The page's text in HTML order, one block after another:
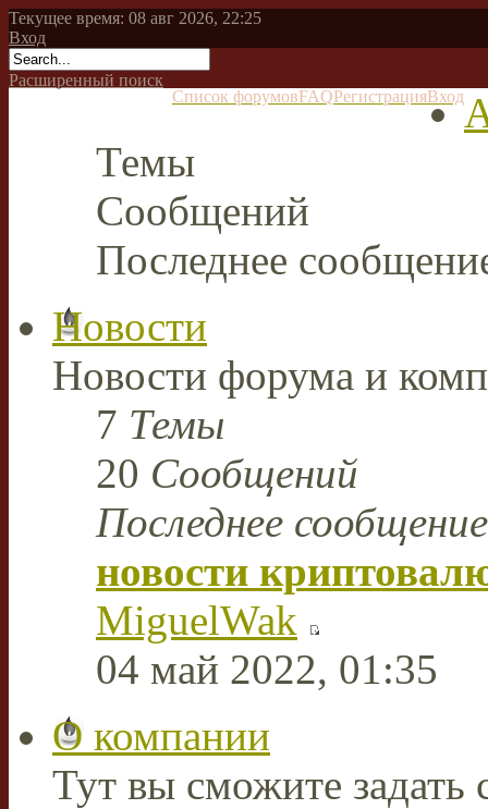
Текущее время: 08 авг 2026, 22:25
Вход
Расширенный поиск
Список форумовFAQРегистрацияВход
Темы
Сообщений
Последнее
Новости
Новости форума и
7 Темы
20 Сообщений
Последнее сообщение
новости
MiguelWak
04 май 2022, 01:35
О компании
Тут вы сможите